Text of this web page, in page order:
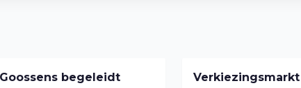
begeleidt
Verkiezingsmarkt